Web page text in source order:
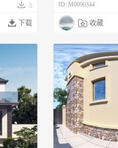
0
 下载
ID: M0096344
 收藏